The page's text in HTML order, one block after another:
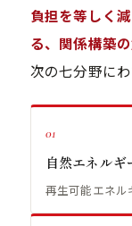
負担を等しく
る、関係構築
次の七分野にわ
01
自然エネルギ
再生可能エネル